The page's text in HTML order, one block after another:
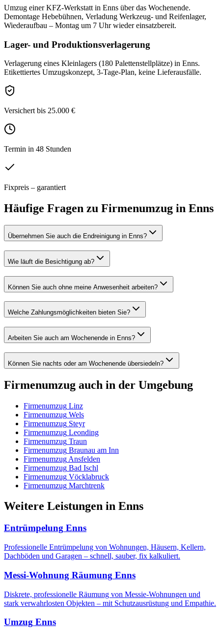
Umzug einer KFZ-Werkstatt in Enns über das Wochenende.
Demontage Hebebühnen, Verladung Werkzeug- und Reifenlager,
Wiederaufbau – Montag um 7 Uhr wieder einsatzbereit.
Lager- und Produktionsverlagerung
Verlagerung eines Kleinlagers (180 Palettenstellplätze) in Enns.
Etikettiertes Umzugskonzept, 3-Tage-Plan, keine Lieferausfälle.
Versichert bis 25.000 €
Termin in 48 Stunden
Fixpreis – garantiert
Häufige Fragen zu Firmenumzug in Enns
Übernehmen Sie auch die Endreinigung in Enns?
Wie läuft die Besichtigung ab?
Können Sie auch ohne meine Anwesenheit arbeiten?
Welche Zahlungsmöglichkeiten bieten Sie?
Arbeiten Sie auch am Wochenende in Enns?
Können Sie nachts oder am Wochenende übersiedeln?
Firmenumzug auch in der Umgebung
Firmenumzug Linz
Firmenumzug Wels
Firmenumzug Steyr
Firmenumzug Leonding
Firmenumzug Traun
Firmenumzug Braunau am Inn
Firmenumzug Ansfelden
Firmenumzug Bad Ischl
Firmenumzug Vöcklabruck
Firmenumzug Marchtrenk
Weitere Leistungen in Enns
Entrümpelung Enns
Professionelle Entrümpelung von Wohnungen, Häusern, Kellern,
Dachböden und Garagen – schnell, sauber, fix kalkuliert.
Messi-Wohnung Räumung Enns
Diskrete, professionelle Räumung von Messie-Wohnungen und
stark verwahrlosten Objekten – mit Schutzausrüstung und Empathie.
Umzug Enns